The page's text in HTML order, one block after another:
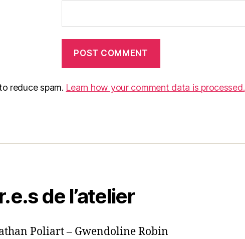
reduce spam. Learn how your comment data is processed.
de l’atelier
Poliart – Gwendoline Robin